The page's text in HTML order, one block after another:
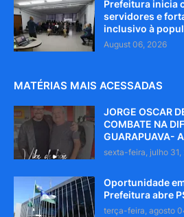
Prefeitura inicia
servidores e
inclusivo à
August 06, 2026
MATÉRIAS MAIS ACESSADAS
JORGE OSCAR
COMBATE NA
GUARAPUAVA-
sexta-feira, julho 31,
Oportunidade
Prefeitura abre
terça-feira, agosto